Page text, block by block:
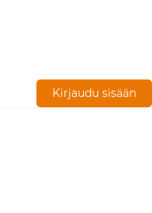
Kirjaudu sisään